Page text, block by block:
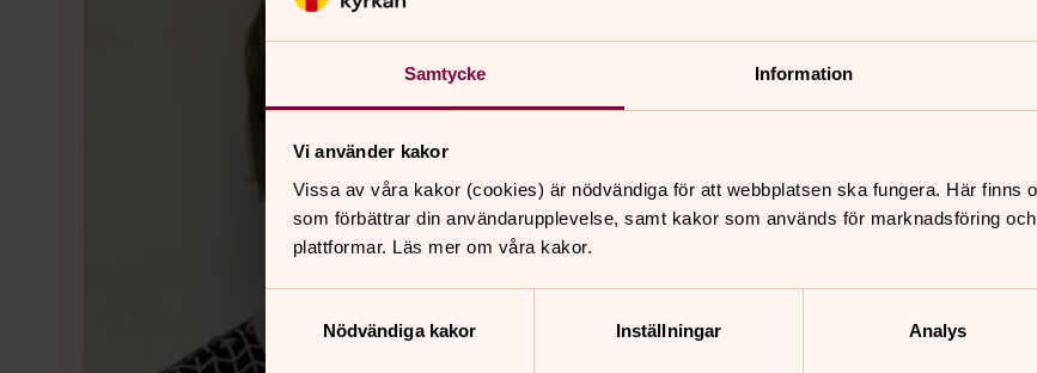
Samtycke Information
Vi använder kakor
Vissa av våra kakor (cookies) är nödvändiga för att webbplatsen ska fungera. Här finns
som förbättrar din användarupplevelse, samt kakor som används för marknadsföring
plattformar. Läs mer om våra kakor.
Nödvändiga kakor
Inställningar Analys